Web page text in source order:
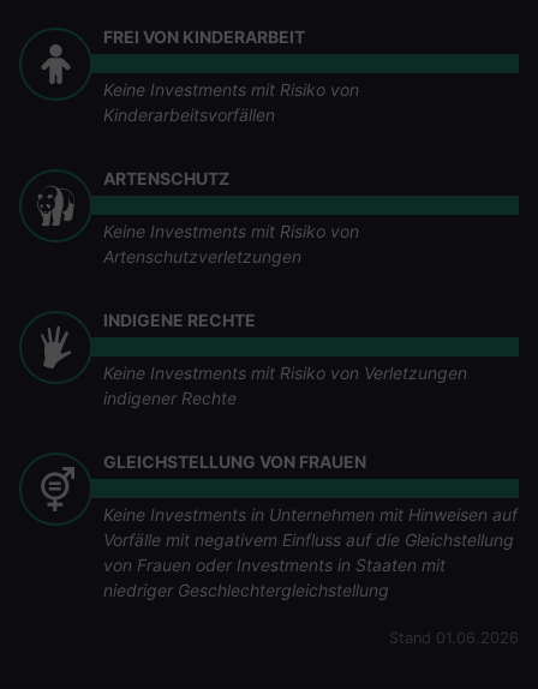
FREI VON KINDERARBEIT
Keine Investments mit Risiko von
Kinderarbeitsvorfällen
ARTENSCHUTZ
Keine Investments mit Risiko von
Artenschutzverletzungen
INDIGENE RECHTE
Keine Investments mit Risiko von Verletzungen
indigener Rechte
GLEICHSTELLUNG VON FRAUEN
Keine Investments in Unternehmen mit Hinweisen auf
Vorfälle mit negativem Einfluss auf die Gleichstellung
von Frauen oder Investments in Staaten mit
niedriger Geschlechtergleichstellung
Stand 01.06.2026